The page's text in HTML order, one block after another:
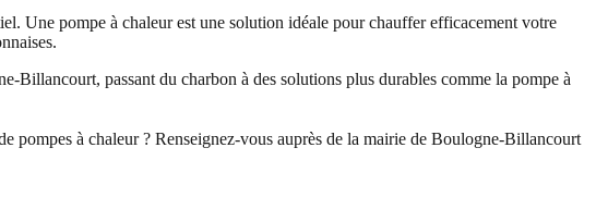
Une pompe à chaleur est une solution idéale pour chauffer efficacement votre
passant du charbon à des solutions plus durables comme la pompe à
pompes à chaleur ? Renseignez-vous auprès de la mairie de Boulogne-Billancourt